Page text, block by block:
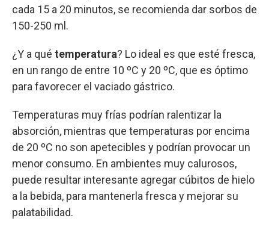
cada 15 a 20 minutos, se recomienda dar sorbos de
150-250 ml.
¿Y a qué temperatura? Lo ideal es que esté fresca,
en un rango de entre 10 ºC y 20 ºC, que es óptimo
para favorecer el vaciado gástrico.
Temperaturas muy frías podrían ralentizar la
absorción, mientras que temperaturas por encima
de 20 ºC no son apetecibles y podrían provocar un
menor consumo. En ambientes muy calurosos,
puede resultar interesante agregar cúbitos de hielo
a la bebida, para mantenerla fresca y mejorar su
palatabilidad.